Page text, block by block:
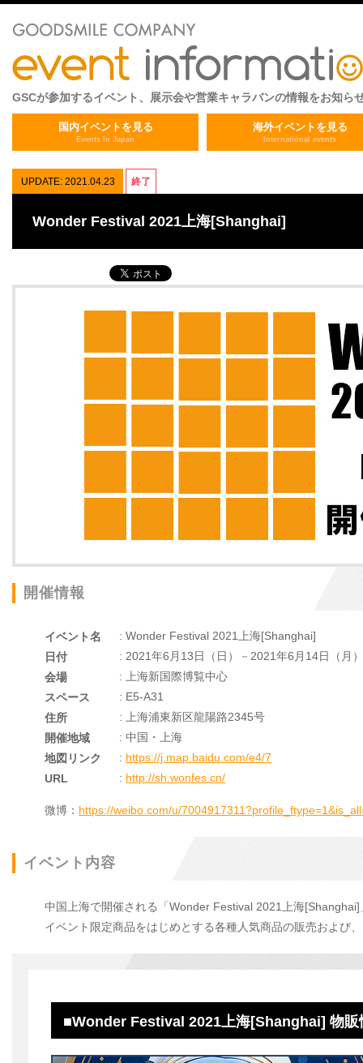
GSCが参加するイベント、展示会や営業キャラバンの情報をお知ら
国内イベントを見る
Events in Japan
海外イベントを見る
International events
UPDATE: 2021.04.23 終了
Wonder Festival 2021上海[Shanghai]
開催情報
イベント名
: Wonder Festival 2021上海[Shanghai]
日付
: 2021年6月13日（日）－2021年6月14日（月
会場
: 上海新国際博覧中心
スペース
: E5-A31
住所
: 上海浦東新区龍陽路2345号
開催地域
: 中国・上海
地図リンク
: https://j.map.baidu.com/e4/7
URL
: http://sh.wonfes.cn/
微博： https://weibo.com/u/
イベント内容
中国上海で開催される「Wonder Festival 2021上海
イベント限定商品をはじめとする各種人気商品の販売および